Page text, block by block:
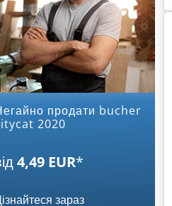
2020
4,49 EUR*
зараз